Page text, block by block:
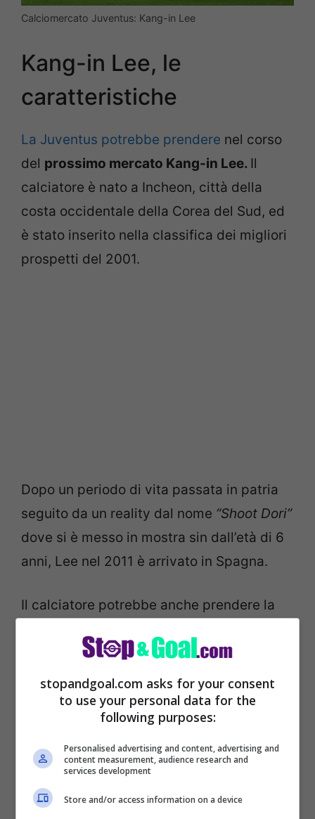
Calciomercato Juventus: Kang-in Lee
Kang-in Lee, le
caratteristiche
La Juventus potrebbe prendere nel corso
del prossimo mercato Kang-in Lee. Il
calciatore è nato a Incheon, città della
costa occidentale della Corea del Sud, ed
è stato inserito nella classifica dei migliori
prospetti del 2001.
Dopo un periodo di vita passata in patria
seguito da un reality dal nome “Shoot Dori”
dove si è messo in mostra sin dall’età di 6
anni, Lee nel 2011 è arrivato in Spagna.
Il calciatore potrebbe anche prendere la
servizio militare sudcoreano (come
successo con Son).
Ad ogni modo nel 2011 è entrato entra a far
parte delle giovanili delValencia. Nella
canteràvalenciana, è uno dei migliori astri
nascenti per questo il suo esordio con la
stopandgoal.com asks for your consent
to use your personal data for the
following purposes:
Personalised advertising and content, advertising and
content measurement, audience research and
services development
Store and/or access information on a device